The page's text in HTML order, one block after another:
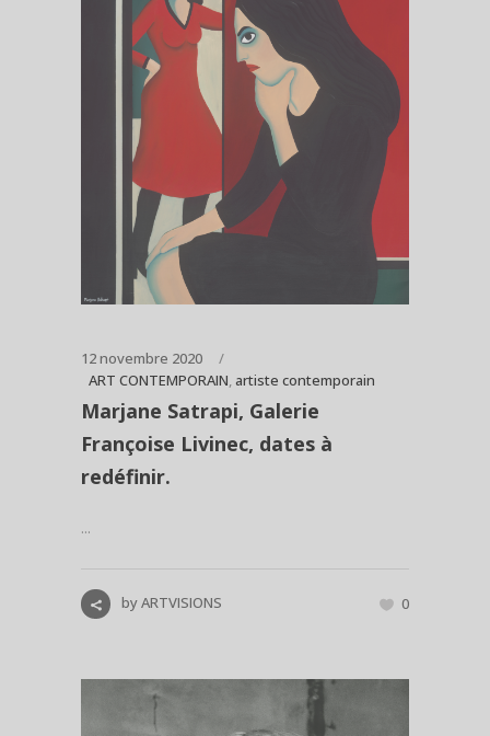
12 novembre 2020
ART CONTEMPORAIN, artiste contemporain
Marjane Satrapi, Galerie
Françoise Livinec, dates à
redéfinir.
...
byARTVISIONS 0